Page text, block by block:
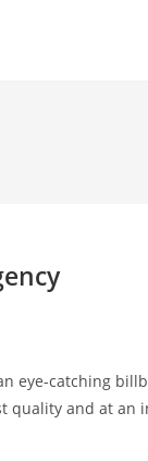
eye-catching
quality and at an